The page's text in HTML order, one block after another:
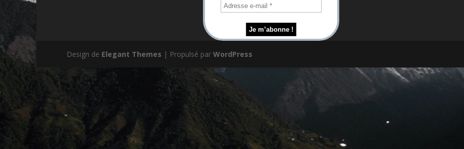
Design de Elegant Themes | Propulsé par WordPress